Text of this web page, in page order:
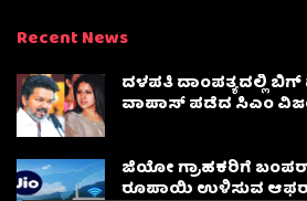
Recent News
ದಳಪತಿ ದಾಂಪತ್ಯದಲ್ಲಿ ಬಿಗ್
ವಾಪಾಸ್‌ ಪಡೆದ ಸಿಎಂ
ಜಿಯೋ ಗ್ರಾಹಕರಿಗೆ
ರೂಪಾಯಿ ಉಳಿಸುವ